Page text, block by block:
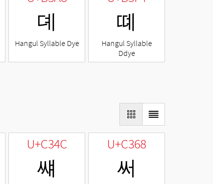
뎨
Hangul Syllable Dye
뗴
Hangul Syllable
Ddye
U+C34C
썌
U+C368
써